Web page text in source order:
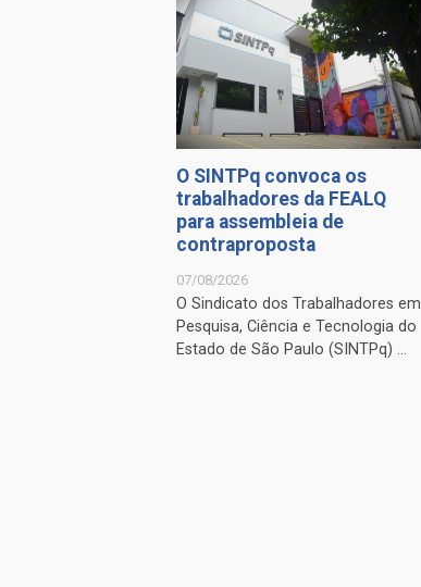
O SINTPq convoca os
trabalhadores da FEALQ
para assembleia de
contraproposta
07/08/2026
O Sindicato dos Trabalhadores em
Pesquisa, Ciência e Tecnologia do
Estado de São Paulo (SINTPq) ...